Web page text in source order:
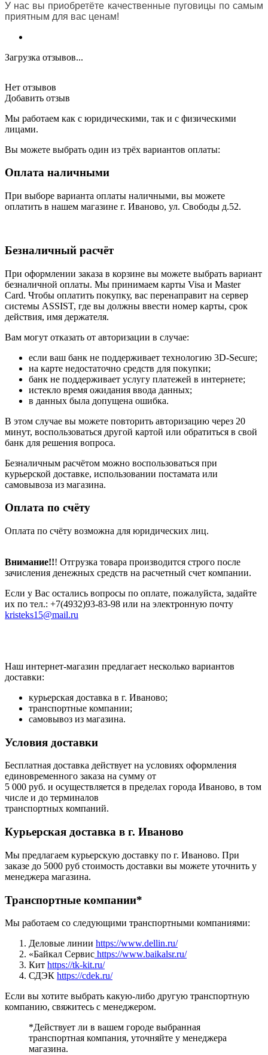
У нас вы приобретёте качественные пуговицы по самым
приятным для вас ценам!
Загрузка отзывов...
Нет отзывов
Добавить отзыв
Мы работаем как с юридическими, так и с физическими
лицами.
Вы можете выбрать один из трёх вариантов оплаты:
Оплата наличными
При выборе варианта оплаты наличными, вы можете
оплатить в нашем магазине г. Иваново, ул. Свободы д.52.
Безналичный расчёт
При оформлении заказа в корзине вы можете выбрать вариант
безналичной оплаты. Мы принимаем карты Visa и Master
Card. Чтобы оплатить покупку, вас перенаправит на сервер
системы ASSIST, где вы должны ввести номер карты, срок
действия, имя держателя.
Вам могут отказать от авторизации в случае:
если ваш банк не поддерживает технологию 3D-Secure;
на карте недостаточно средств для покупки;
банк не поддерживает услугу платежей в интернете;
истекло время ожидания ввода данных;
в данных была допущена ошибка.
В этом случае вы можете повторить авторизацию через 20
минут, воспользоваться другой картой или обратиться в свой
банк для решения вопроса.
Безналичным расчётом можно воспользоваться при
курьерской доставке, использовании постамата или
самовывоза из магазина.
Оплата по счёту
Оплата по счёту возможна для юридических лиц.
Внимание!!! Отгрузка товара производится строго после
зачисления денежных средств на расчетный счет компании.
Если у Вас остались вопросы по оплате, пожалуйста, задайте
их по тел.: +7(4932)93-83-98 или на электронную почту
kristeks15@mail.ru
Наш интернет-магазин предлагает несколько вариантов
доставки:
курьерская доставка в г. Иваново;
транспортные компании;
самовывоз из магазина.
Условия доставки
Бесплатная доставка действует на условиях оформления
единовременного заказа на сумму от
5 000 руб. и осуществляется в пределах города Иваново, в том
числе и до терминалов
транспортных компаний.
Курьерская доставка в г. Иваново
Мы предлагаем курьерскую доставку по г. Иваново. При
заказе до 5000 руб стоимость доставки вы можете уточнить у
менеджера магазина.
Транспортные компании*
Мы работаем со следующими транспортными компаниями:
Деловые линии https://www.dellin.ru/
«Байкал Сервис https://www.baikalsr.ru/
Кит https://tk-kit.ru/
СДЭК https://cdek.ru/
Если вы хотите выбрать какую-либо другую транспортную
компанию, свяжитесь с менеджером.
*Действует ли в вашем городе выбранная
транспортная компания, уточняйте у менеджера
магазина.